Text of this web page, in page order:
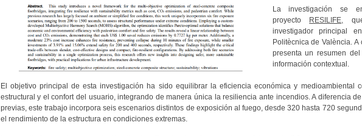
La investigación se
proyecto
RESILIFE,
investigador principal
Politècnica de València. A
presenta un resumen
información contextual.
El objetivo principal de esta investigación ha sido equilibrar la eficiencia económica y medioambiental
estructural y el confort del usuario, integrando de manera única la resiliencia ante incendios. A diferencia
previas, este trabajo incorpora seis escenarios distintos de exposición al fuego, desde 320 hasta 720
el rendimiento de la estructura en condiciones extremas.